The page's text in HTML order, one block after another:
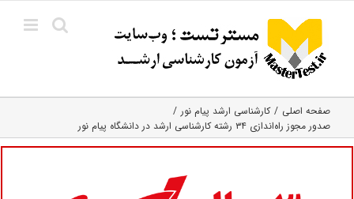
content
صفحه اصلی
کارشناسی ارشد پیام نور
صدور مجوز راه‌اندازی ۳۴ رشته کارشناسی ارشد در دانشگاه پیام نور